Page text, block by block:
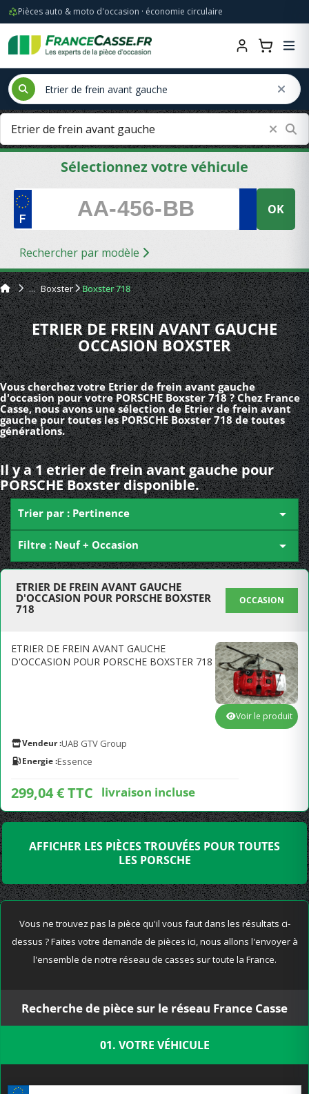
Pièces auto & moto d'occasion · économie circulaire
Sélectionnez votre véhicule
OK
Rechercher par modèle
Boxster Boxster 718
ETRIER DE FREIN AVANT GAUCHE
OCCASION BOXSTER
Vous cherchez votre Etrier de frein avant gauche
d'occasion pour votre PORSCHE Boxster 718 ? Chez France
Casse, nous avons une sélection de Etrier de frein avant
gauche pour toutes les PORSCHE Boxster 718 de toutes
générations.
Il y a 1 etrier de frein avant gauche pour
PORSCHE Boxster disponible.
Trier par : Pertinence 
Filtre : Neuf + Occasion 
ETRIER DE FREIN AVANT GAUCHE
D'OCCASION POUR PORSCHE BOXSTER
718
OCCASION
ETRIER DE FREIN AVANT GAUCHE
D'OCCASION POUR PORSCHE BOXSTER 718
Vendeur :UAB GTV Group
Energie :Essence
299,04 € TTC livraison incluse
Voir le produit
AFFICHER LES PIÈCES TROUVÉES POUR TOUTES
LES PORSCHE
Vous ne trouvez pas la pièce qu'il vous faut dans les résultats ci-
dessus ? Faites votre demande de pièces ici, nous allons l'envoyer à
l'ensemble de notre réseau de casses sur toute la France.
Recherche de pièce sur le réseau France Casse
01. VOTRE VÉHICULE